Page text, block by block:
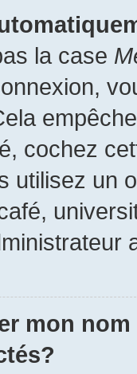
la case
cochez
utilisez un
mon